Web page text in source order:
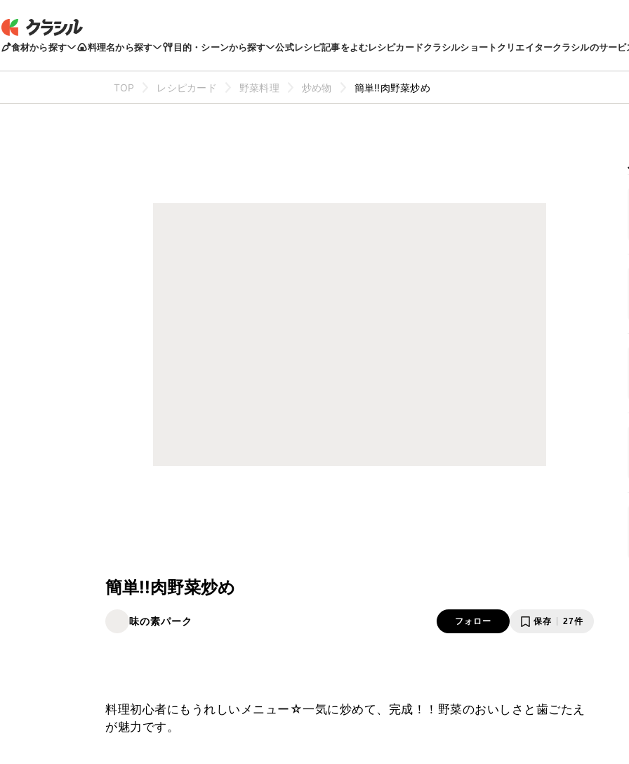
食材から探す 料理名から探す 目的・シーンから探す 公式レシピ記事をよむレシピカードクラシルショートクリエイタークラシルのサービ
TOP レシピカード 野菜料理 炒め物 簡単!!肉野菜炒め
簡単!!肉野菜炒め
味の素パーク フォロー 保存 27件
料理初心者にもうれしいメニュー☆一気に炒めて、完成！！野菜のおいしさと歯ごたえ
が魅力です。